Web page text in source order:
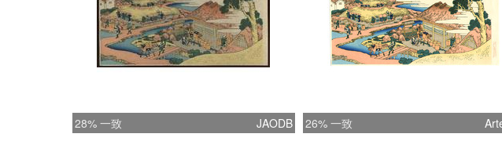
28% 一致 JAODB 26% 一致